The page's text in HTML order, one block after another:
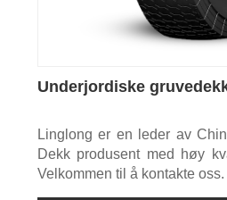
Underjordiske
Linglong er en leder av
Dekk produsent med høy
Velkommen til å kontakte oss.